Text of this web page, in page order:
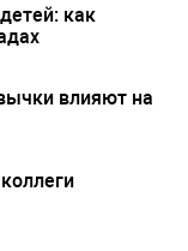
как
влияют на